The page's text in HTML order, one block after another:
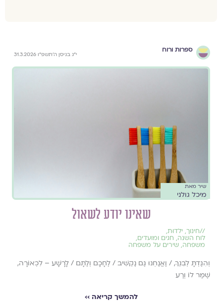
ספרות ורוח
י״ג בניסן ה׳תשפ״ו 31.3.2026
שיר מאת
מיכל גולני
שאינו יודע לשאול
//חינוך, ילדוּת,
לוח השנה, חגים ומועדים,
משפחה, שירים על משפחה
וְהִגַּדְתָּ לְבִנְךָ, / וַאֲנַחְנוּ גַּם נַקְשִׁיב / לֶחָכָם וְלַתָּם / לָרָשָׁע – לִכְאוֹרָה,
שֶׁמַּר לוֹ וְרַע
להמשך קריאה ››